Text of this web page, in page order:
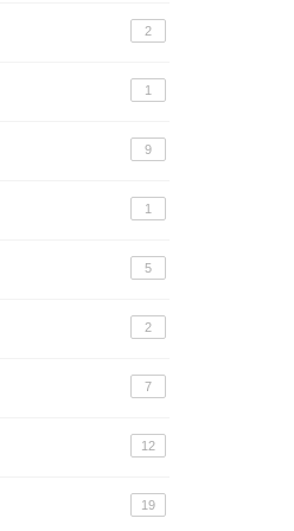
2
1
9
1
5
2
7
12
19